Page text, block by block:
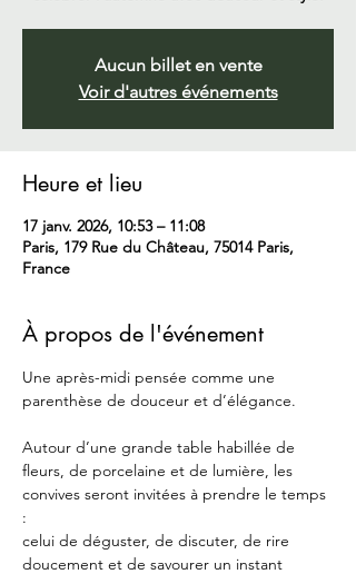
Aucun billet en vente
Voir d'autres événements
Heure et lieu
17 janv. 2026, 10:53 – 11:08
Paris, 179 Rue du Château, 75014 Paris,
France
À propos de l'événement
Une après-midi pensée comme une
parenthèse de douceur et d’élégance.
Autour d’une grande table habillée de
fleurs, de porcelaine et de lumière, les
convives seront invitées à prendre le temps
:
celui de déguster, de discuter, de rire
doucement et de savourer un instant